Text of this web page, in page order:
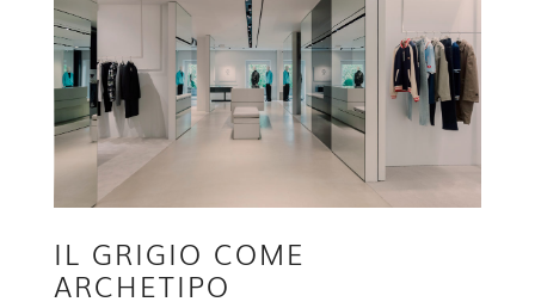
IL GRIGIO COME
ARCHETIPO